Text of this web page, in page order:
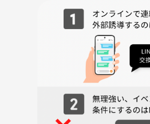
為や迷惑行為など・つなげーとの他サー
参加も大歓迎なのですが、過度な自分の
為はご遠慮していただき、基本プライベ
また、サークルやイベントの輪を乱す行
っていただけない方や運営側が参加者様
た方は、参加をお断りする場合がございま
体を動かす爽快感と、みんなで協力する